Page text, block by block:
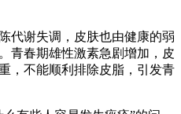
代谢失调，皮肤也由健康的弱
青春期雄性激素急剧增加，皮
，不能顺利排除皮脂，引发青